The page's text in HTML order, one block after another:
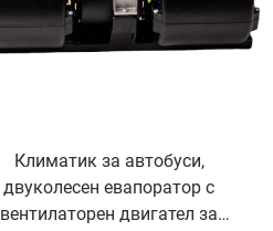
Климатик за автобуси,
двуколесен евапоратор с
вентилаторен двигател за